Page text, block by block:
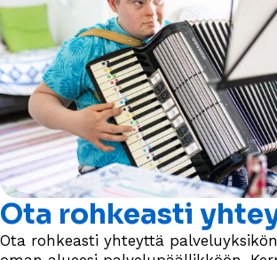
Ota rohkeasti
Ota rohkeasti yhteyttä